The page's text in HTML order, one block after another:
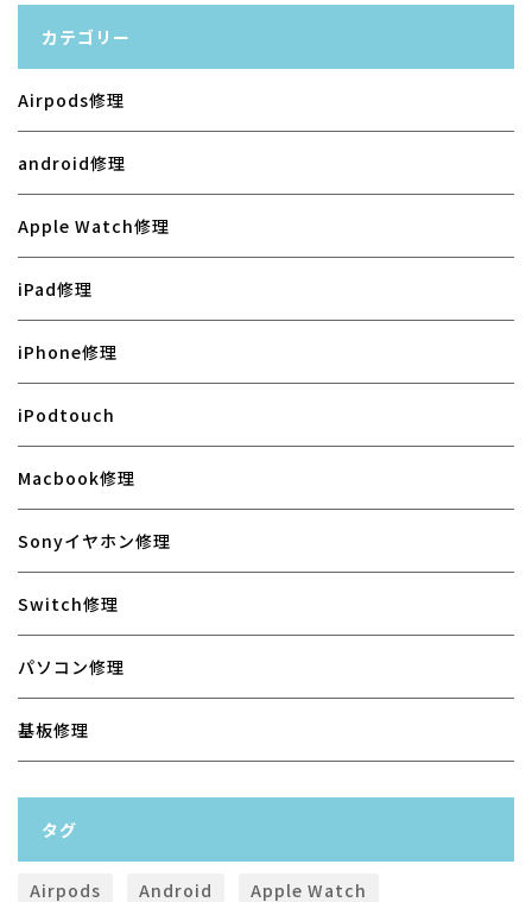
カテゴリー
Airpods修理
android修理
Apple Watch修理
iPad修理
iPhone修理
iPodtouch
Macbook修理
Sonyイヤホン修理
Switch修理
パソコン修理
基板修理
タグ
Airpods Android
Apple Watch